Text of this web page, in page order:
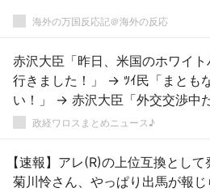
海外の万国反応記＠海外の反応
赤沢大臣「昨日、米国のホワイト
行きました！」 → ﾂｲ民「まとも
い！」 → 赤沢大臣「外交交渉中
ん！！！」ｗｗｗｗｗｗｗｗｗｗ
政経ワロスまとめニュース♪
【速報】アレ(R)の上位互換として
菊川怜さん、やっぱり出馬が報じ